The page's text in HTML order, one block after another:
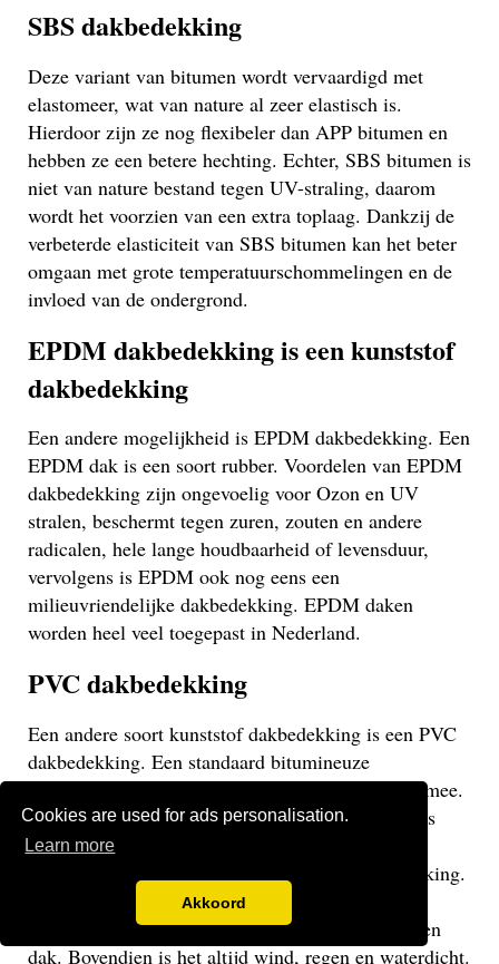
Cookies are used for ads personalisation.
Learn more
Akkoord
SBS dakbedekking
Deze variant van bitumen wordt vervaardigd met
elastomeer, wat van nature al zeer elastisch is.
Hierdoor zijn ze nog flexibeler dan APP bitumen en
hebben ze een betere hechting. Echter, SBS bitumen is
niet van nature bestand tegen UV-straling, daarom
wordt het voorzien van een extra toplaag. Dankzij de
verbeterde elasticiteit van SBS bitumen kan het beter
omgaan met grote temperatuurschommelingen en de
invloed van de ondergrond.
EPDM dakbedekking is een kunststof
dakbedekking
Een andere mogelijkheid is EPDM dakbedekking. Een
EPDM dak is een soort rubber. Voordelen van EPDM
dakbedekking zijn ongevoelig voor Ozon en UV
stralen, beschermt tegen zuren, zouten en andere
radicalen, hele lange houdbaarheid of levensduur,
vervolgens is EPDM ook nog eens een
milieuvriendelijke dakbedekking. EPDM daken
worden heel veel toegepast in Nederland.
PVC dakbedekking
Een andere soort kunststof dakbedekking is een PVC
dakbedekking. Een standaard bitumineuze
dakbedekking gaat veelal niet langer dan 15 jaar mee.
Een EPDM of PVC dak gaat veel langer mee en is
daarom een stuk duurzamer. Een PVC dak heeft
dezelfde eigenschappen als een EPDM dakbedekking.
Het gaat weliswaar iets minder lang mee dan een
EPDM dak, maar uiteraard langer dan een bitumen
dak. Bovendien is het altijd wind, regen en waterdicht.